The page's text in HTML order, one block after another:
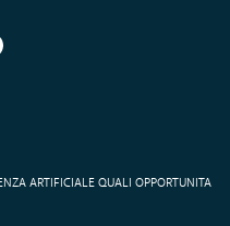
ARTIFICIALE QUALI OPPORTUNITA